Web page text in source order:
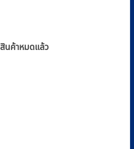
สินค้าหมดแล้ว